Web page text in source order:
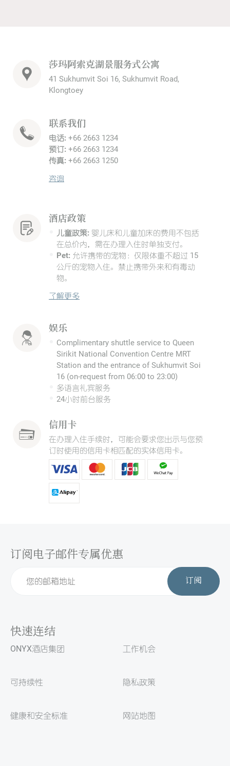
莎玛阿索克湖景服务式公寓
41 Sukhumvit Soi 16, Sukhumvit Road,
Klongtoey
联系我们
电话: +66 2663 1234
预订: +66 2663 1234
传真: +66 2663 1250
咨询
酒店政策
儿童政策: 婴儿床和儿童加床的费用不包括
在总价内，需在办理入住时单独支付。
Pet: 允许携带的宠物：仅限体重不超过 15
公斤的宠物入住。禁止携带外来和有毒动
物。
了解更多
娱乐
Complimentary shuttle service to Queen
Sirikit National Convention Centre MRT
Station and the entrance of Sukhumvit Soi
16 (on-request from 06:00 to 23:00)
多语言礼宾服务
24小时前台服务
信用卡
在办理入住手续时，可能会要求您出示与您预
订时使用的信用卡相匹配的实体信用卡。
订阅电子邮件专属优惠
订阅
快速连结
ONYX酒店集团
可持续性
健康和安全标准
工作机会
隐私政策
网站地图